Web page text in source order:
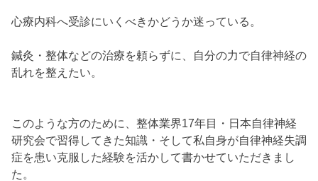
心療内科へ受診にいくべきかどうか迷っている。
鍼灸・整体などの治療を頼らずに、自分の力で自律神経の
乱れを整えたい。
このような方のために、整体業界17年目・日本自律神経
研究会で習得してきた知識・そして私自身が自律神経失調
症を患い克服した経験を活かして書かせていただきまし
た。